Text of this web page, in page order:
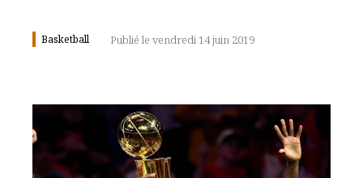
Basketball Publié le vendredi 14 juin 2019